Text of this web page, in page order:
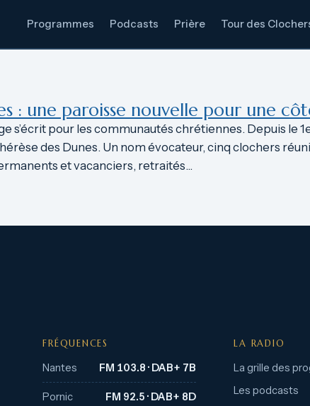
Programmes Podcasts Prière Tour des
: une paroisse nouvelle pour une
s’écrit pour les communautés chrétiennes. Depuis
des Dunes. Un nom évocateur, cinq clochers
et vacanciers, retraités…
FRÉQUENCES
Nantes FM 103.8 · DAB+ 7B
Pornic FM 92.5 · DAB+ 8D
LA RADIO
La grille des
Les podcasts